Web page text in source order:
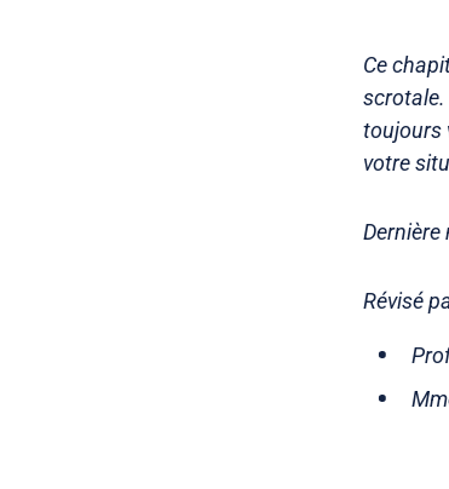
Ce
toujours
votre
Dernière
Révisé